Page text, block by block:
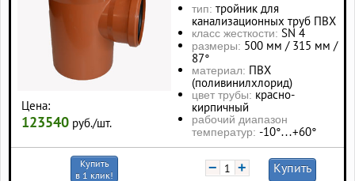
Цена:
123540 руб./шт.
тип: тройник для
канализационных труб ПВХ
класс жесткости: SN 4
размеры: 500 мм / 315 мм /
87°
материал: ПВХ
(поливинилхлорид)
цвет трубы: красно-
кирпичный
рабочий диапазон
температур: -10°…+60°
Купить
в 1 клик!
− + Купить